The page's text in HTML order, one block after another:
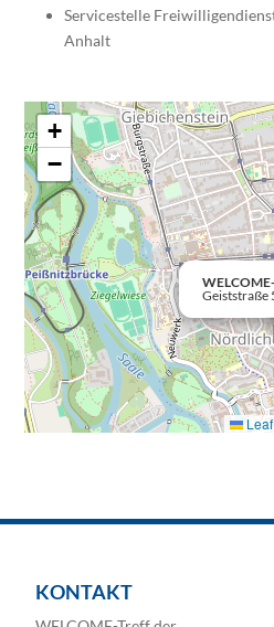
Servicestelle
Anhalt
Geiststraße
+
−
KONTAKT